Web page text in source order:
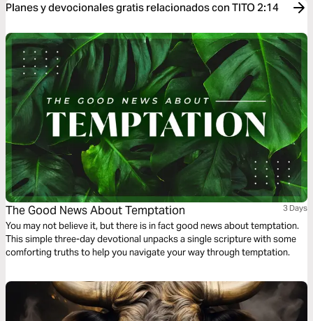
Planes y devocionales gratis relacionados con TITO 2:14
The Good News About Temptation 3 Days
You may not believe it, but there is in fact good news about temptation.
This simple three-day devotional unpacks a single scripture with some
comforting truths to help you navigate your way through temptation.